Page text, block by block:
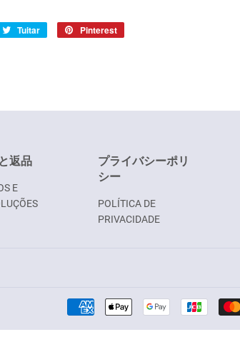
Tuitar Tuitar Pinterest
返品
E
プライバシーポリ
シー
POLÍTICA DE
PRIVACIDADE